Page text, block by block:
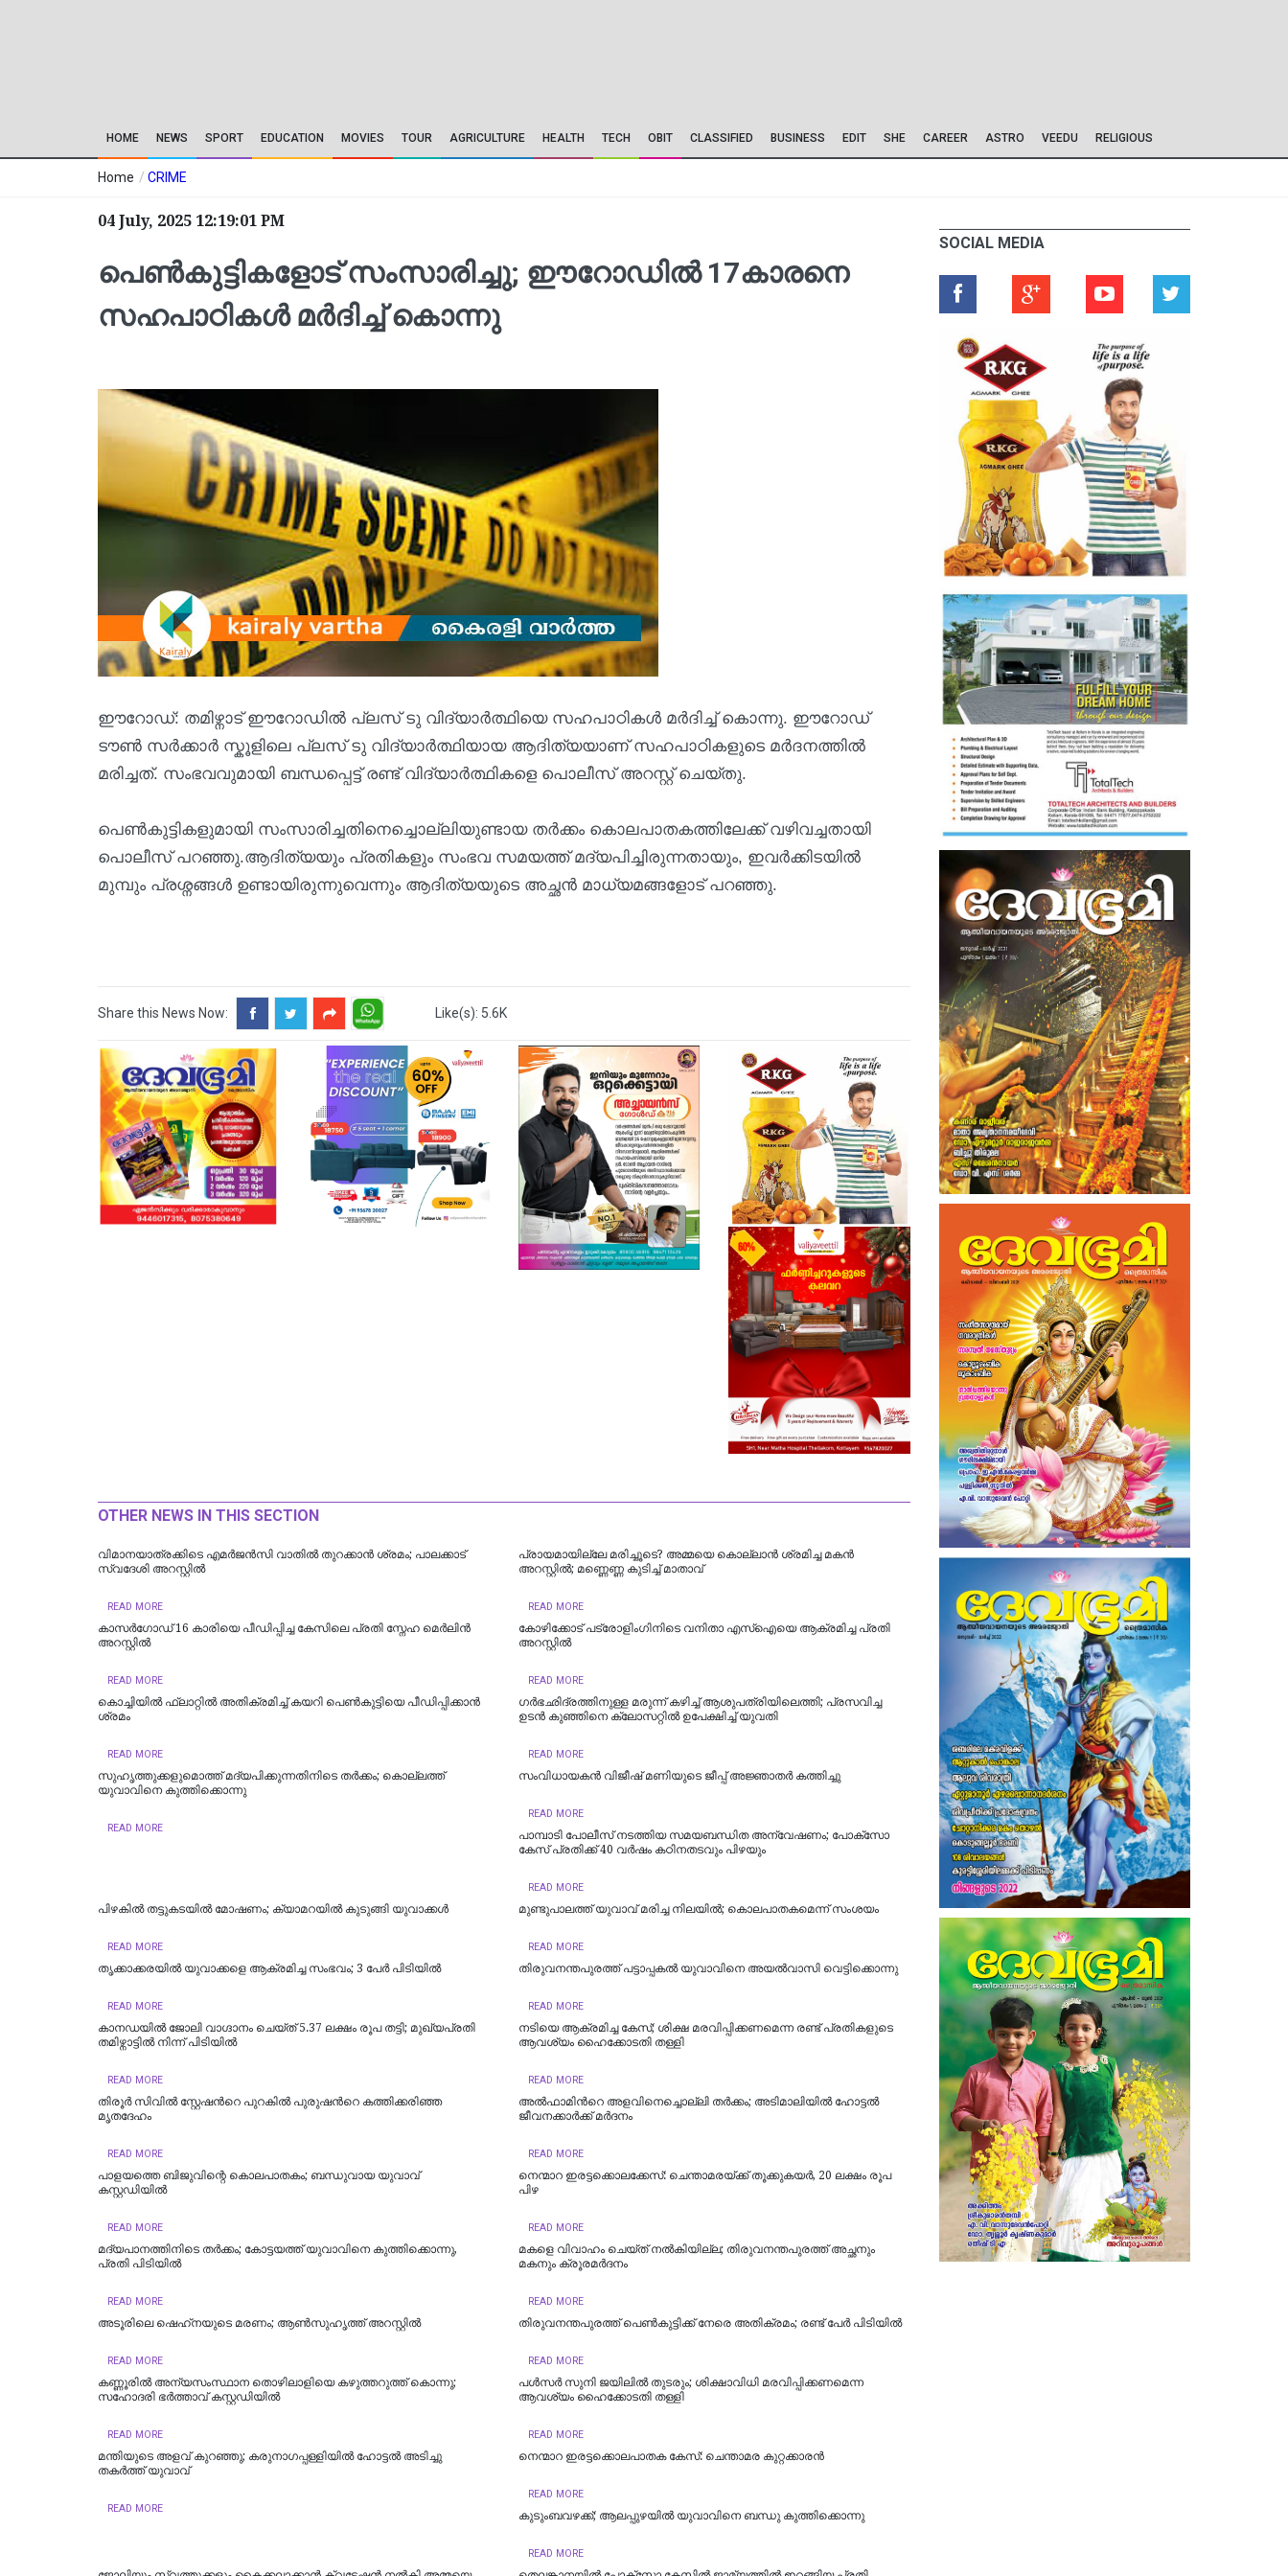
HOME NEWS SPORT EDUCATION MOVIES TOUR AGRICULTURE HEALTH TECH OBIT CLASSIFIED BUSINESS EDIT SHE CAREER ASTRO VEEDU RELIGIOUS
Home / CRIME
04 July, 2025 12:19:01 PM
പെണ്‍കുട്ടികളോട് സംസാരിച്ചു; ഈറോഡിൽ 17കാരനെ
സഹപാഠികള്‍ മർദിച്ച് കൊന്നു
ഈറോഡ്: തമിഴ്നാട് ഈറോഡിൽ പ്ലസ് ടു വിദ്യാർത്ഥിയെ സഹപാഠികൾ മർദിച്ച് കൊന്നു. ഈറോഡ്
ടൗൺ സർക്കാർ സ്കൂളിലെ പ്ലസ് ടു വിദ്യാർത്ഥിയായ ആദിത്യയാണ് സഹപാഠികളുടെ മർദനത്തിൽ
മരിച്ചത്. സംഭവവുമായി ബന്ധപ്പെട്ട് രണ്ട് വിദ്യാർത്ഥികളെ പൊലീസ് അറസ്റ്റ് ചെയ്തു.
പെൺകുട്ടികളുമായി സംസാരിച്ചതിനെച്ചൊല്ലിയുണ്ടായ തർക്കം കൊലപാതകത്തിലേക്ക് വഴിവച്ചതായി
പൊലീസ് പറഞ്ഞു.ആദിത്യയും പ്രതികളും സംഭവ സമയത്ത് മദ്യപിച്ചിരുന്നതായും, ഇവർക്കിടയിൽ
മുമ്പും പ്രശ്നങ്ങൾ ഉണ്ടായിരുന്നുവെന്നും ആദിത്യയുടെ അച്ഛൻ മാധ്യമങ്ങളോട് പറഞ്ഞു.
Share this News Now: Like(s): 5.6K
OTHER NEWS IN THIS SECTION
വിമാനയാത്രക്കിടെ എമര്‍ജന്‍സി വാതില്‍ തുറക്കാന്‍ ശ്രമം; പാലക്കാട്
സ്വദേശി അറസ്റ്റില്‍
READ MORE
പ്രായമായില്ലേ മരിച്ചൂടെ? അമ്മയെ കൊല്ലാൻ ശ്രമിച്ച മകൻ
അറസ്റ്റിൽ; മണ്ണെണ്ണ കുടിച്ച് മാതാവ്
READ MORE
കാസർഗോഡ് 16 കാരിയെ പീഡിപ്പിച്ച കേസിലെ പ്രതി സ്നേഹ മെർലിൻ
അറസ്റ്റിൽ
READ MORE
കോഴിക്കോട് പട്രോളിംഗിനിടെ വനിതാ എസ്ഐയെ ആക്രമിച്ച പ്രതി
അറസ്റ്റിൽ
READ MORE
കൊച്ചിയില്‍ ഫ്ലാറ്റിൽ അതിക്രമിച്ച് കയറി പെൺകുട്ടിയെ പീഡിപ്പിക്കാൻ
ശ്രമം
READ MORE
ഗർഭഛിദ്രത്തിനുള്ള മരുന്ന് കഴിച്ച് ആശുപത്രിയിലെത്തി; പ്രസവിച്ച
ഉടൻ കുഞ്ഞിനെ ക്ലോസറ്റിൽ ഉപേക്ഷിച്ച് യുവതി
READ MORE
സുഹൃത്തുക്കളുമൊത്ത് മദ്യപിക്കുന്നതിനിടെ തര്‍ക്കം; കൊല്ലത്ത്
യുവാവിനെ കുത്തിക്കൊന്നു
READ MORE
സംവിധായകൻ വിജീഷ് മണിയുടെ ജീപ്പ് അജ്ഞാതർ കത്തിച്ചു
READ MORE
പാമ്പാടി പോലീസ് നടത്തിയ സമയബന്ധിത അന്വേഷണം; പോക്സോ
കേസ് പ്രതിക്ക് 40 വർഷം കഠിനതടവും പിഴയും
READ MORE
പിഴകിൽ തട്ടുകടയിൽ മോഷണം; ക്യാമറയിൽ കുടുങ്ങി യുവാക്കൾ
READ MORE
മുണ്ടുപാലത്ത് യുവാവ് മരിച്ച നിലയില്‍; കൊലപാതകമെന്ന് സംശയം
READ MORE
തൃക്കാക്കരയിൽ യുവാക്കളെ ആക്രമിച്ച സംഭവം; 3 പേർ പിടിയിൽ
READ MORE
തിരുവനന്തപുരത്ത് പട്ടാപ്പകൽ യുവാവിനെ അയൽവാസി വെട്ടിക്കൊന്നു
READ MORE
കാനഡയിൽ ജോലി വാഗ്ദാനം ചെയ്ത് 5.37 ലക്ഷം രൂപ തട്ടി; മുഖ്യപ്രതി
തമിഴ്നാട്ടിൽ നിന്ന് പിടിയിൽ
READ MORE
നടിയെ ആക്രമിച്ച കേസ്; ശിക്ഷ മരവിപ്പിക്കണമെന്ന രണ്ട് പ്രതികളുടെ
ആവശ്യം ഹൈക്കോടതി തള്ളി
READ MORE
തിരൂർ സിവിൽ സ്റ്റേഷന്‍റെ പുറകിൽ പുരുഷന്‍റെ കത്തിക്കരിഞ്ഞ
മൃതദേഹം
READ MORE
അൽഫാമിന്‍റെ അളവിനെച്ചൊല്ലി തർക്കം; അടിമാലിയിൽ ഹോട്ടല്‍
ജീവനക്കാര്‍ക്ക് മര്‍ദനം
READ MORE
പാളയത്തെ ബിജുവിന്റെ കൊലപാതകം; ബന്ധുവായ യുവാവ്
കസ്റ്റഡിയില്‍
READ MORE
നെന്മാറ ഇരട്ടക്കൊലക്കേസ്: ചെന്താമരയ്ക്ക് തൂക്കുകയർ, 20 ലക്ഷം രൂപ
പിഴ
READ MORE
മദ്യപാനത്തിനിടെ തര്‍ക്കം; കോട്ടയത്ത് യുവാവിനെ കുത്തിക്കൊന്നു,
പ്രതി പിടിയില്‍
READ MORE
മകളെ വിവാഹം ചെയ്ത് നൽകിയില്ല; തിരുവനന്തപുരത്ത് അച്ഛനും
മകനും ക്രൂരമര്‍ദനം
READ MORE
അടൂരിലെ ഷെഹ്‌നയുടെ മരണം; ആണ്‍സുഹൃത്ത് അറസ്റ്റില്‍
READ MORE
തിരുവനന്തപുരത്ത് പെൺകുട്ടിക്ക് നേരെ അതിക്രമം; രണ്ട് പേർ പിടിയിൽ
READ MORE
കണ്ണൂരിൽ അന്യസംസ്ഥാന തൊഴിലാളിയെ കഴുത്തറുത്ത് കൊന്നു;
സഹോദരി ഭർത്താവ് കസ്റ്റഡിയിൽ
READ MORE
പള്‍സര്‍ സുനി ജയിലില്‍ തുടരും; ശിക്ഷാവിധി മരവിപ്പിക്കണമെന്ന
ആവശ്യം ഹൈക്കോടതി തള്ളി
READ MORE
മന്തിയുടെ അളവ് കുറഞ്ഞു; കരുനാ​ഗപ്പള്ളിയിൽ ഹോട്ടല്‍ അടിച്ചു
തകര്‍ത്ത് യുവാവ്
READ MORE
നെന്മാറ ഇരട്ടക്കൊലപാതക കേസ്: ചെന്താമര കുറ്റക്കാരൻ
READ MORE
കുടുംബവഴക്ക്; ആലപ്പുഴയില്‍ യുവാവിനെ ബന്ധു കുത്തിക്കൊന്നു
READ MORE
SOCIAL MEDIA